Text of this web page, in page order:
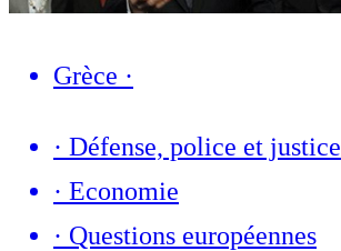
Grèce ·
· Défense, police et justice
· Economie
· Questions européennes